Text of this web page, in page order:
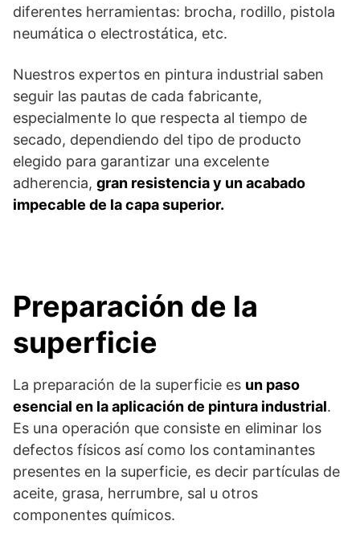
diferentes herramientas: brocha, rodillo, pistola
neumática o electrostática, etc.
Nuestros expertos en pintura industrial saben
seguir las pautas de cada fabricante,
especialmente lo que respecta al tiempo de
secado, dependiendo del tipo de producto
elegido para garantizar una excelente
adherencia, gran resistencia y un acabado
impecable de la capa superior.
Preparación de la
superficie
La preparación de la superficie es un paso
esencial en la aplicación de pintura industrial.
Es una operación que consiste en eliminar los
defectos físicos así como los contaminantes
presentes en la superficie, es decir partículas de
aceite, grasa, herrumbre, sal u otros
componentes químicos.